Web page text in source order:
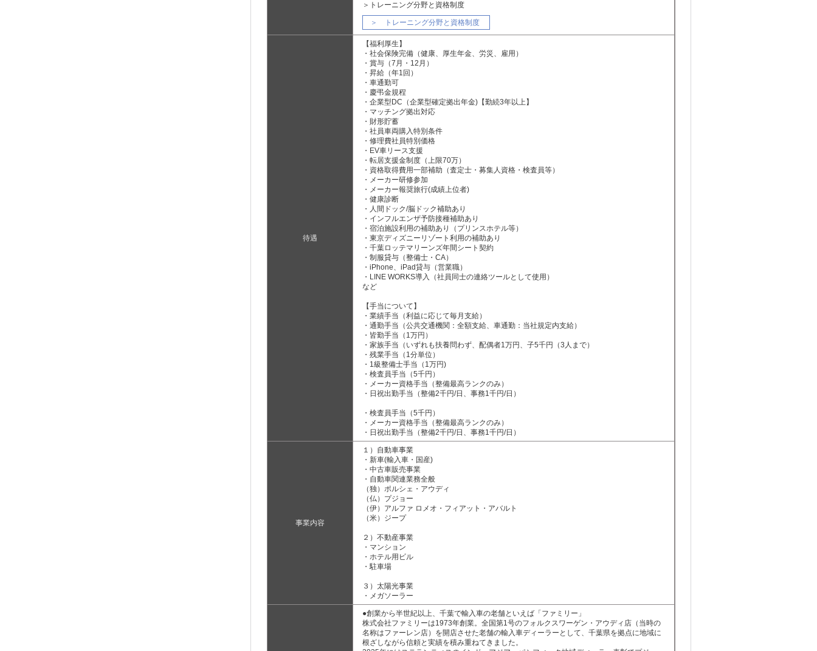
＞トレーニング分野と資格制度
＞ トレーニング分野と資格制度
待遇
【福利厚生】
・社会保険完備（健康、厚生年金、労災、雇用）
・賞与（7月・12月）
・昇給（年1回）
・車通勤可
・慶弔金規程
・企業型DC（企業型確定拠出年金)【勤続3年以上】
・マッチング拠出対応
・財形貯蓄
・社員車両購入特別条件
・修理費社員特別価格
・EV車リース支援
・転居支援金制度（上限70万）
・資格取得費用一部補助（査定士・募集人資格・検査員等）
・メーカー研修参加
・メーカー報奨旅行(成績上位者)
・健康診断
・人間ドック/脳ドック補助あり
・インフルエンザ予防接種補助あり
・宿泊施設利用の補助あり（プリンスホテル等）
・東京ディズニーリゾート利用の補助あり
・千葉ロッテマリーンズ年間シート契約
・制服貸与（整備士・CA）
・iPhone、iPad貸与（営業職）
・LINE WORKS導入（社員同士の連絡ツールとして使用）
など
【手当について】
・業績手当（利益に応じて毎月支給）
・通勤手当（公共交通機関：全額支給、車通勤：当社規定内支給）
・皆勤手当（1万円）
・家族手当（いずれも扶養問わず、配偶者1万円、子5千円（3人まで）
・残業手当（1分単位）
・1級整備士手当（1万円)
・検査員手当（5千円）
・メーカー資格手当（整備最高ランクのみ）
・日祝出勤手当（整備2千円/日、事務1千円/日）
・検査員手当（5千円）
・メーカー資格手当（整備最高ランクのみ）
・日祝出勤手当（整備2千円/日、事務1千円/日）
事業内容
１）自動車事業
・新車(輸入車・国産)
・中古車販売事業
・自動車関連業務全般
（独）ポルシェ・アウディ
（仏）プジョー
（伊）アルファ ロメオ・フィアット・アバルト
（米）ジープ
２）不動産事業
・マンション
・ホテル用ビル
・駐車場
３）太陽光事業
・メガソーラー
●創業から半世紀以上、千葉で輸入車の老舗といえば「ファミリー」
株式会社ファミリーは1973年創業。全国第1号のフォルクスワーゲン・アウディ店（当時の
名称はファーレン店）を開店させた老舗の輸入車ディーラーとして、千葉県を拠点に地域に
根ざしながら信頼と実績を積み重ねてきました。